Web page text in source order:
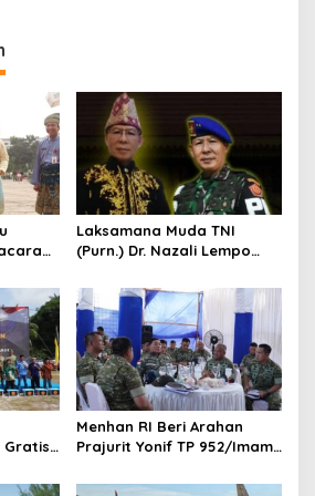
Laksamana Muda TNI
(Purn.) Dr. Nazali Lempo
sebagai Jaksa Agung:
Tegas, Berintegritas, dan
Tidak Berkompromi
terhadap Penegakan
Hukum
Gratis
Hadir
Menhan RI Beri Arahan
Prajurit Yonif TP 952/Imam
Tambusai Percepat